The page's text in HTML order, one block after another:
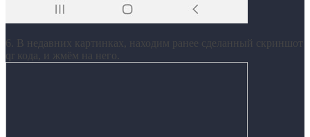
6. В недавних картинках, находим ранее сделанный скриншот
qr кода, и жмём на него.